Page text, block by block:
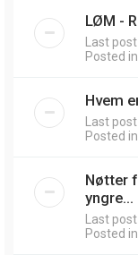
LØM -
Last
Posted in
Hvem
Last
Posted in
Nøtter
yngre...
Last
Posted in